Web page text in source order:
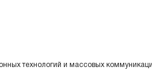
технологий и массовых